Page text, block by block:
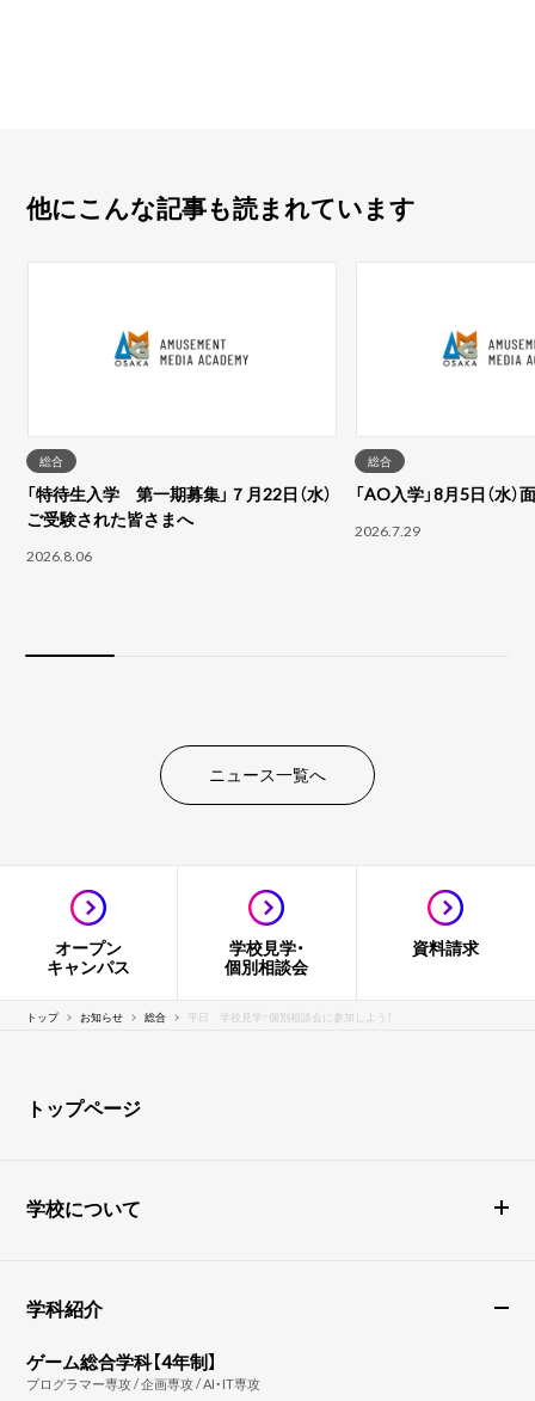
他にこんな記事も読まれています
総合
「特待生入学 第一期募集」７月22日（水）
ご受験された皆さまへ
2026.8.06
総合
「AO入学」8月5日（水
2026.7.29
ニュース一覧へ
オープン
キャンパス
学校見学・
個別相談会
資料請求
トップ お知らせ 総合 平日 学校見学・個別相談会に参加しよう！
トップページ
学校について
学科紹介
ゲーム総合学科【4年制】
プログラマー専攻 / 企画専攻 / AI・IT専攻